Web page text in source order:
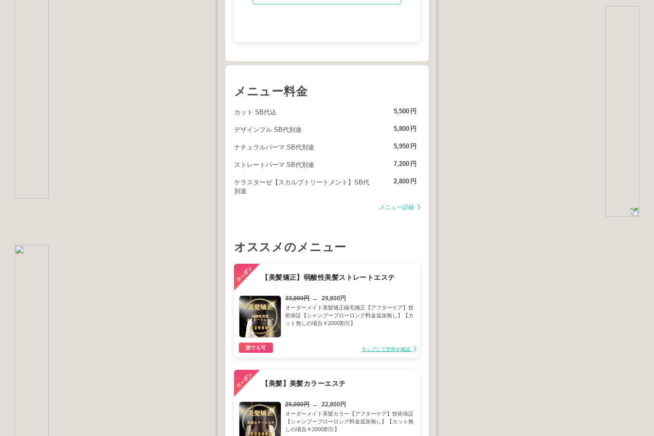
メニュー料金
カット SB代込 5,500 円
デザインフル SB代別途 5,800 円
ナチュラルパーマ SB代別途 5,950 円
ストレートパーマ SB代別途 7,200 円
ケラスターゼ【スカルプトリートメント】SB代
別途
2,800 円
メニュー詳細
オススメのメニュー
【美髪矯正】弱酸性美髪ストレートエステ
33,000円 → 29,800円
オーダーメイド美髪矯正縮毛矯正【アフターケア】技
術保証【シャンプーブローロング料金追加無し】【カ
ット無しの場合￥2000割引】
誰でも可 タップして空席を確認
【美髪】美髪カラーエステ
25,000円 → 22,800円
オーダーメイド美髪カラー【アフターケア】技術保証
【シャンプーブローロング料金追加無し】【カット無
しの場合￥2000割引】